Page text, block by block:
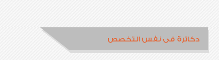
دكاترة فى نفس التخصص